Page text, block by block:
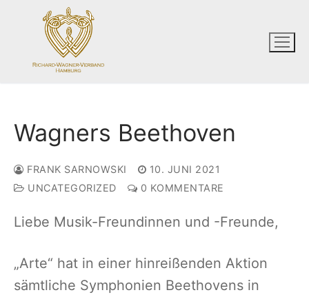
springen
Wagners Beethoven
FRANK SARNOWSKI
10. JUNI 2021
UNCATEGORIZED
0 KOMMENTARE
Liebe Musik-Freundinnen und -Freunde,
„Arte“ hat in einer hinreißenden Aktion
sämtliche Symphonien Beethovens in